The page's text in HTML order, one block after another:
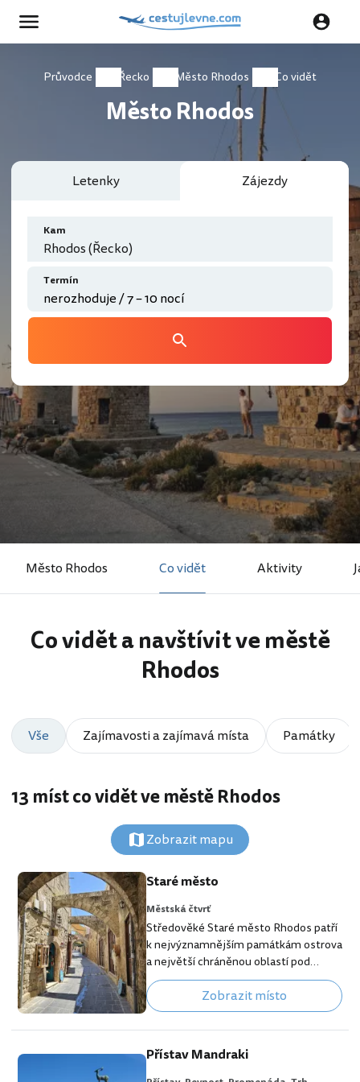
Průvodce Řecko Město Rhodos Co vidět
Město Rhodos
Letenky Zájezdy
Kam
Rhodos (Řecko)
Termín
Město Rhodos Co vidět Aktivity
Co vidět a navštívit ve městě
Rhodos
Vše Zajímavosti a zajímavá místa Památky
13 míst co vidět ve městě Rhodos
Zobrazit mapu
Staré město
Městská čtvrť
Středověké Staré město Rhodos patří
k nejvýznamnějším památkám ostrova
a největší chráněnou oblastí pod
záštitou UNESCO na Rhodosu. Historie
spletitých uliček Starého města sahá
do 7. století, byť většina nejstarších
dochovaných památek pochází z
období 14. století, kdy městu vládl
rytířský řád Johanitů a později
Zobrazit místo
Přístav Mandraki